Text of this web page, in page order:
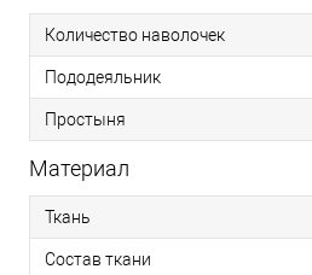
Количество наволочек
Пододеяльник
Простыня
Материал
Ткань
Состав ткани